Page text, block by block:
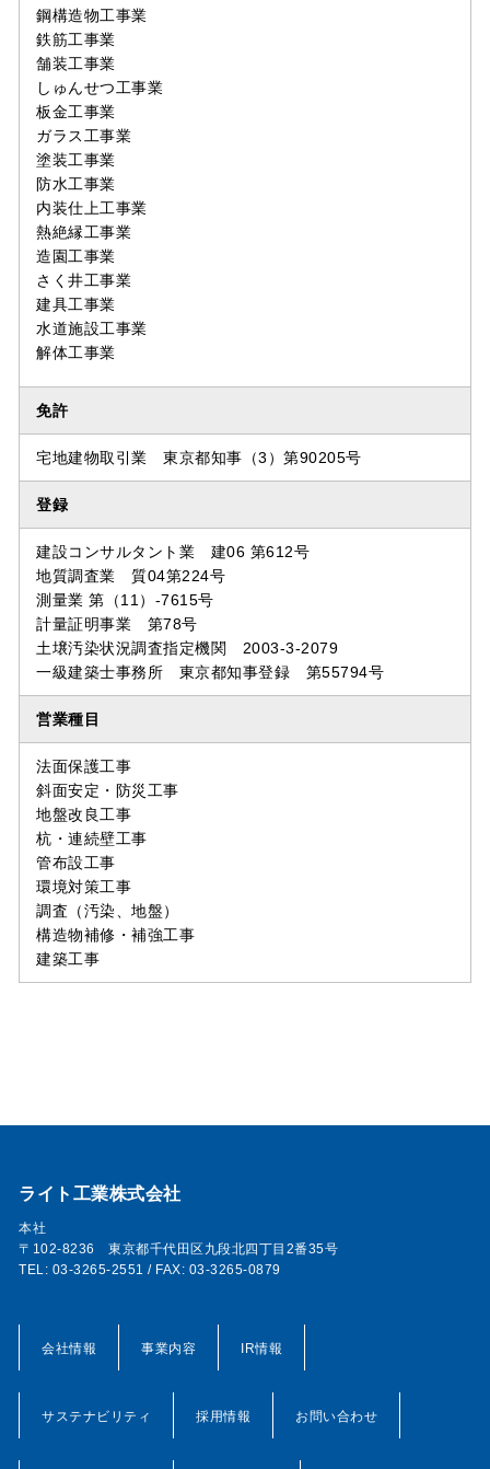
鋼構造物工事業
鉄筋工事業
舗装工事業
しゅんせつ工事業
板金工事業
ガラス工事業
塗装工事業
防水工事業
内装仕上工事業
熱絶縁工事業
造園工事業
さく井工事業
建具工事業
水道施設工事業
解体工事業
免許
宅地建物取引業 東京都知事（3）第90205号
登録
建設コンサルタント業 建06 第612号
地質調査業 質04第224号
測量業 第（11）-7615号
計量証明事業 第78号
土壌汚染状況調査指定機関 2003-3-2079
一級建築士事務所 東京都知事登録 第55794号
営業種目
法面保護工事
斜面安定・防災工事
地盤改良工事
杭・連続壁工事
管布設工事
環境対策工事
調査（汚染、地盤）
構造物補修・補強工事
建築工事
ライト工業株式会社
本社
〒102-8236 東京都千代田区九段北四丁目2番35号
TEL: 03-3265-2551 / FAX: 03-3265-0879
会社情報 事業内容 IR情報
サステナビリティ 採用情報 お問い合わせ